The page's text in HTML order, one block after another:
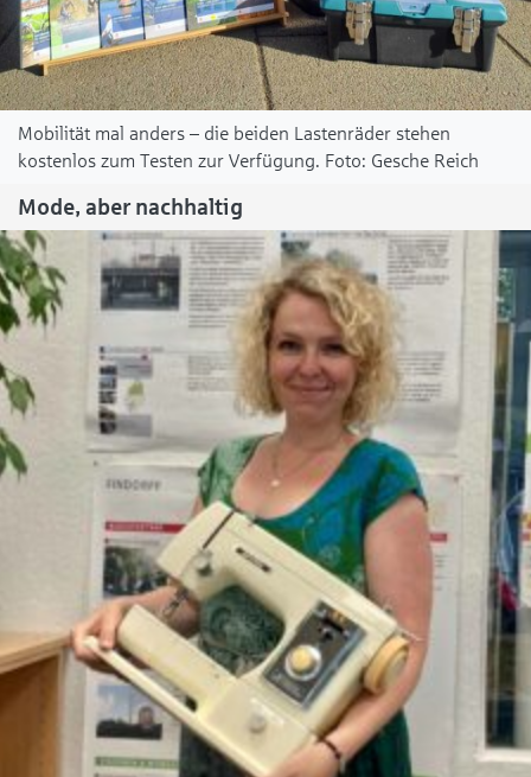
Mobilität mal anders – die beiden Lastenräder stehen
kostenlos zum Testen zur Verfügung.
Gesche Reich
Mode, aber nachhaltig